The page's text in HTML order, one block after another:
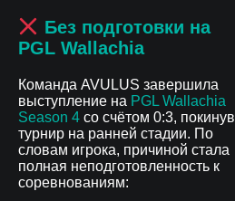
Без подготовки на
PGL Wallachia
Команда AVULUS завершила
выступление на PGL Wallachia
Season 4 со счётом 0:3, покинув
турнир на ранней стадии. По
словам игрока, причиной стала
полная неподготовленность к
соревнованиям: